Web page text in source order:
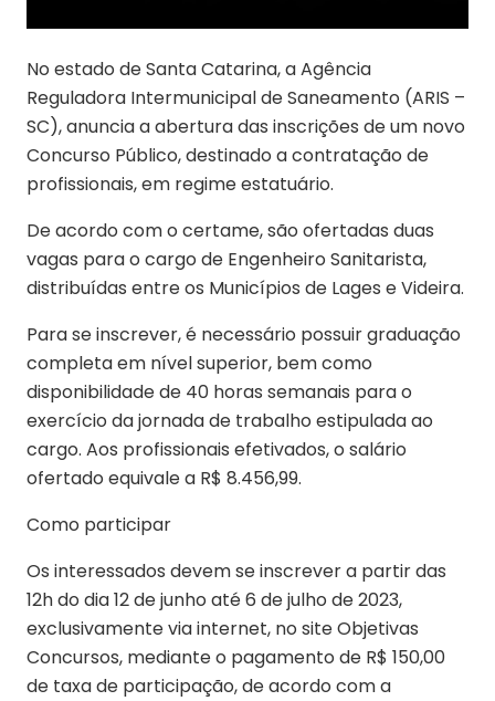
No estado de Santa Catarina, a Agência
Reguladora Intermunicipal de Saneamento (ARIS –
SC), anuncia a abertura das inscrições de um novo
Concurso Público, destinado a contratação de
profissionais, em regime estatuário.
De acordo com o certame, são ofertadas duas
vagas para o cargo de Engenheiro Sanitarista,
distribuídas entre os Municípios de Lages e Videira.
Para se inscrever, é necessário possuir graduação
completa em nível superior, bem como
disponibilidade de 40 horas semanais para o
exercício da jornada de trabalho estipulada ao
cargo. Aos profissionais efetivados, o salário
ofertado equivale a R$ 8.456,99.
Como participar
Os interessados devem se inscrever a partir das
12h do dia 12 de junho até 6 de julho de 2023,
exclusivamente via internet, no site Objetivas
Concursos, mediante o pagamento de R$ 150,00
de taxa de participação, de acordo com a